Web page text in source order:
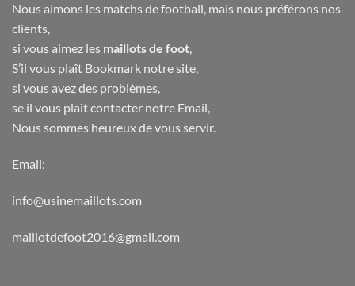
Nous aimons les matchs de football, mais nous préférons nos
clients,
si vous aimez les maillots de foot,
S’il vous plaît Bookmark notre site,
si vous avez des problèmes,
se il vous plaît contacter notre Email,
Nous sommes heureux de vous servir.
Email:
info@usinemaillots.com
maillotdefoot2016@gmail.com